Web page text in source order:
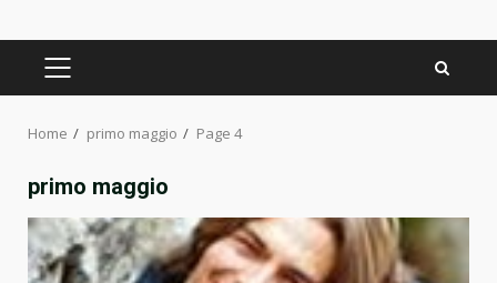
PRIMARY
Home primo maggio Page 4
primo maggio